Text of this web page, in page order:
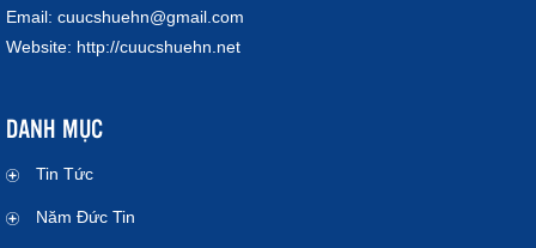
Email: cuucshuehn@gmail.com
Website: http://cuucshuehn.net
DANH MỤC
Tin Tức
Năm Đức Tin